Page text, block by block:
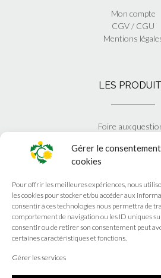
Gérer le
cookies
Pour offrir les meilleures expériences, nous
les cookies pour stocker et/ou accéder aux
consentir à ces technologies nous permettra de
comportement de navigation ou les ID uniques
consentir ou de retirer son consentement peut
certaines caractéristiques et fonctions.
Gérer les services
Mon compte
CGV / CGU
Mentions
LES
Foire aux
EN SAVOIR
Calendrier
Actualités